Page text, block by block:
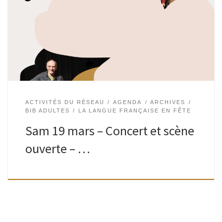
Écrire une chanson, un texte, un poème, les mettre en
ACTIVITÉS DU RÉSEAU AGENDA
ARCHIVES
BIB ADULTES
LA LANGUE FRANÇAISE EN FÊTE
Sam 19 mars – Concert et scène
ouverte – …